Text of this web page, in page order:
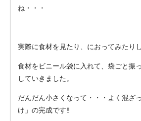
ね・・・
実際に食材を見たり、におってみたり
食材をビニール袋に入れて、袋ごと振
していきました。
だんだん小さくなって・・・よく混ざ
け」の完成です‼